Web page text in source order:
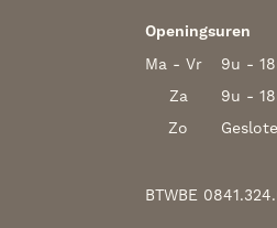
Openingsuren
Ma - Vr
9u -
Za
9u -
Zo
BTWBE